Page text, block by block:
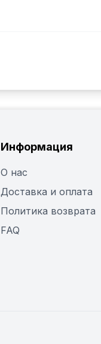
Информация
О нас
Доставка и оплата
Политика возврата
FAQ